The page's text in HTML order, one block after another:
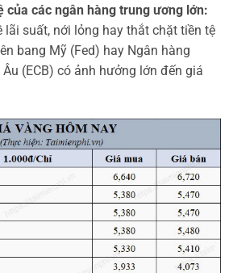
của các ngân hàng trung ương lớn:
lãi suất, nới lỏng hay thắt chặt tiền tệ
bang Mỹ (Fed) hay Ngân hàng
(ECB) có ảnh hưởng lớn đến giá